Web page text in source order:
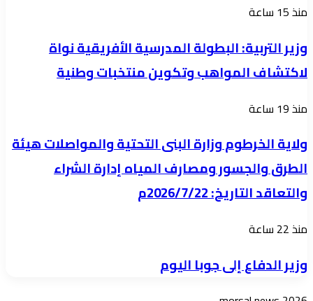
بافتتاح
فرع
جامعة
السودان
بالسوق
وزير
البطولة
المدرسية
نواة
لاكتشاف
المواهب
وتكوين
منتخبات
وطنية
منذ 15 ساعة
وزير التربية: البطولة المدرسية الأفريقية نواة
لاكتشاف المواهب وتكوين منتخبات وطنية
ولاية
وزارة
البنى
التحتية
هيئة
والجسور
ومصارف
منذ 19 ساعة
ولاية الخرطوم وزارة البنى التحتية والمواصلات هيئة
الطرق والجسور ومصارف المياه إدارة الشراء
والتعاقد التاريخ: 2026/7/22م
وزير
إلى
منذ 22 ساعة
وزير الدفاع إلى جوبا اليوم